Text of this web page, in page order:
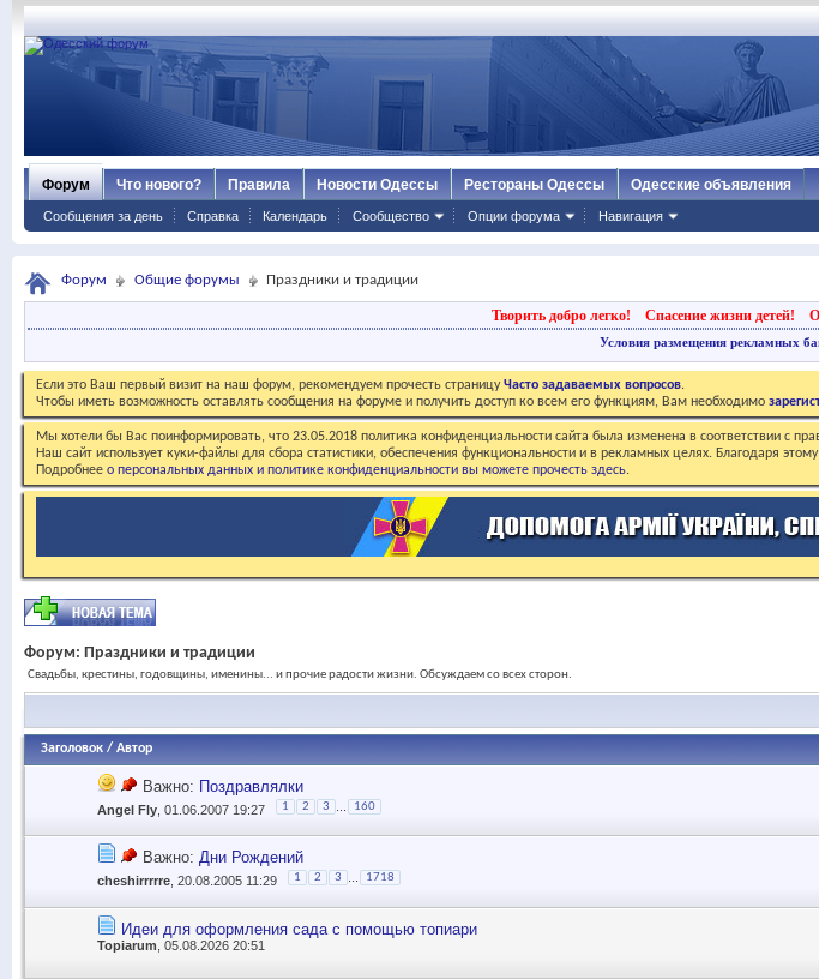
Форум
Сообщения за день Справка Календарь Сообщество Опции форума Навигация
Что нового? Правила Новости Одессы Рестораны Одессы Одесские объявления
Форум Общие форумы Праздники и традиции
Творить добро легко! Спасение жизни детей!
Условия размещения рекламных
Если это Ваш первый визит на наш форум, рекомендуем прочесть страницуЧасто задаваемых вопросов.
Чтобы иметь возможность оставлять сообщения на форуме и получить доступ ко всем его функциям, Вам необходимо
Мы хотели бы Вас поинформировать, что 23.05.2018 политика конфиденциальности сайта была изменена в соответствии с
Наш сайт использует куки-файлы для сбора статистики, обеспечения функциональности и в рекламных целях. Благодаря
Подробнее о персональных данных и политике конфиденциальности вы можете прочесть здесь.
Форум: Праздники и традиции
Свадьбы, крестины, годовщины, именины... и прочие радости жизни. Обсуждаем со всех сторон.
Заголовок / Автор
Важно: Поздравлялки
Angel Fly , 01.06.2007 19:27 1 2 3 160
Важно: Дни Рождений
cheshirrrrre , 20.08.2005 11:29 1 2 3 1718
Идеи для оформления сада с помощью топиари
Topiarum , 05.08.2026 20:51